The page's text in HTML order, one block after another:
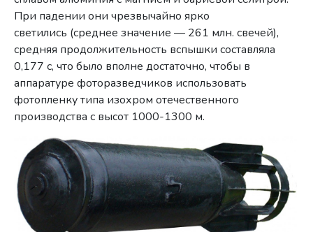
При падении они чрезвычайно ярко
светились (среднее значение — 261 млн. свечей),
средняя продолжительность вспышки составляла
0,177 с, что было вполне достаточно, чтобы в
аппаратуре фоторазведчиков использовать
фотопленку типа изохром отечественного
производства с высот 1000-1300 м.